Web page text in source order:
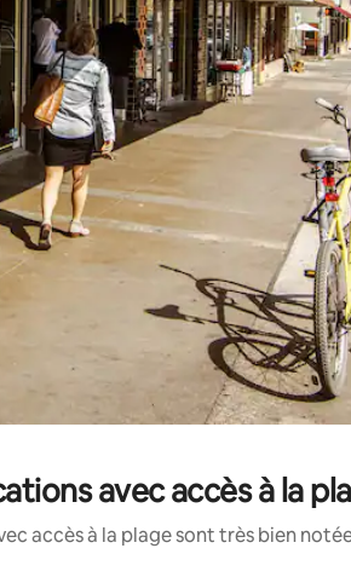
et vers le bas pour les parcourir ou en
avec accès à la
accès à la plage sont très bien